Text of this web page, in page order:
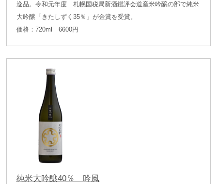
逸品。令和元年度 札幌国税局新酒鑑評会道産米吟醸の部で純米
大吟醸「きたしずく35％」が金賞を受賞。
価格：720ml 6600円
純米大吟醸40％ 吟風